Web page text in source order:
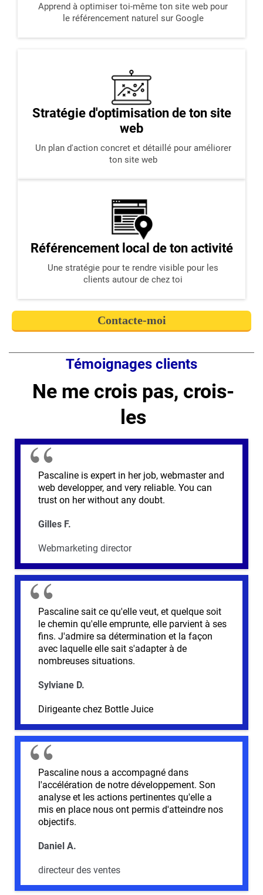
Apprend à optimiser toi-même ton site web pour
le référencement naturel sur Google
Stratégie d'optimisation de ton site
web
Un plan d'action concret et détaillé pour améliorer
ton site web
Référencement local de ton activité
Une stratégie pour te rendre visible pour les
clients autour de chez toi
Contacte-moi
Témoignages clients
Ne me crois pas, crois-
les
Pascaline is expert in her job, webmaster and
web developper, and very reliable. You can
trust on her without any doubt.
Gilles F.
Webmarketing director
Pascaline sait ce qu'elle veut, et quelque soit
le chemin qu'elle emprunte, elle parvient à ses
fins. J'admire sa détermination et la façon
avec laquelle elle sait s'adapter à de
nombreuses situations.
Sylviane D.
Dirigeante chez Bottle Juice
Pascaline nous a accompagné dans
l'accélération de notre développement. Son
analyse et les actions pertinentes qu'elle a
mis en place nous ont permis d'atteindre nos
objectifs.
Daniel A.
directeur des ventes